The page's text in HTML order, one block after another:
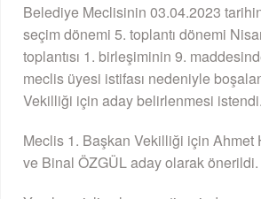
Belediye Meclisinin 03.04.2023
seçim dönemi 5. toplantı dönemi
toplantısı 1. birleşiminin 9.
meclis üyesi istifası nedeniyle
Vekilliği için aday belirlenmesi istendi.
Meclis 1. Başkan Vekilliği için Ahmet
ve Binal ÖZGÜL aday olarak önerildi.